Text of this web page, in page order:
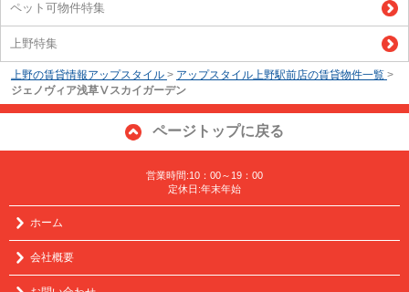
ペット可物件特集
上野特集
上野の賃貸情報アップスタイル > アップスタイル上野駅前店の賃貸物件一覧 >
ジェノヴィア浅草Ⅴスカイガーデン
ページトップに戻る
営業時間:10：00～19：00
定休日:年末年始
ホーム
会社概要